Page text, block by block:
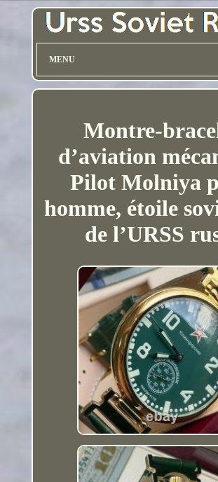
MENU
Montre-
d’aviation
Pilot Molniya
homme, étoile
de l’URSS